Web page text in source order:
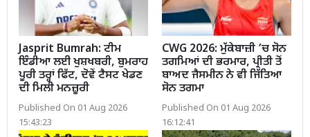
Jasprit Bumrah: ਟੀਮ
ਇੰਡੀਆ ਲਈ ਖੁਸ਼ਖਬਰੀ, ਬੁਮਰਾਹ
ਪੂਰੀ ਤਰ੍ਹਾਂ ਫਿੱਟ, ਦੋਵੇਂ ਟੈਸਟ ਖੇਡਣ
ਦੀ ਮਿਲੀ ਮਨਜ਼ੂਰੀ
Published On 01 Aug 2026
15:43:23
CWG 2026: ਮੁੱਕੇਬਾਜ਼ੀ ’ਚ ਸੋਨ
ਤਗਮਿਆਂ ਦੀ ਭਰਮਾਰ, ਪ੍ਰੀਤੀ ਤੋਂ
ਬਾਅਦ ਜੈਸਮੀਨ ਨੇ ਵੀ ਜਿੱਤਿਆ
ਸੋਨ ਤਗਮਾ
Published On 01 Aug 2026
16:12:41